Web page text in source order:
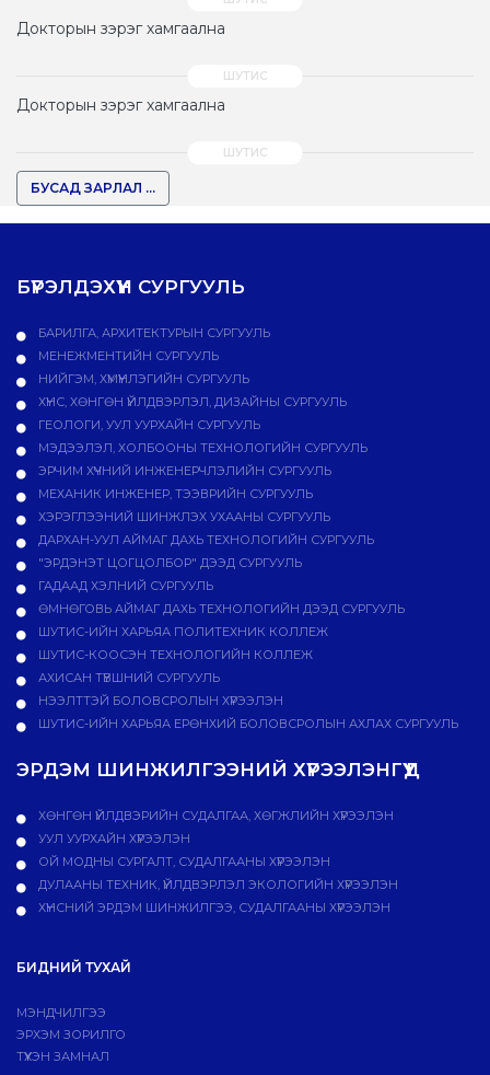
Докторын зэрэг хамгаална
Докторын зэрэг хамгаална
БУСАД ЗАРЛАЛ ...
БҮРЭЛДЭХҮҮН СУРГУУЛЬ
БАРИЛГА, АРХИТЕКТУРЫН СУРГУУЛЬ
МЕНЕЖМЕНТИЙН СУРГУУЛЬ
НИЙГЭМ, ХҮМҮҮНЛЭГИЙН СУРГУУЛЬ
ХҮНС, ХӨНГӨН ҮЙЛДВЭРЛЭЛ, ДИЗАЙНЫ СУРГУУЛЬ
ГЕОЛОГИ, УУЛ УУРХАЙН СУРГУУЛЬ
МЭДЭЭЛЭЛ, ХОЛБООНЫ ТЕХНОЛОГИЙН СУРГУУЛЬ
ЭРЧИМ ХҮЧНИЙ ИНЖЕНЕРЧЛЭЛИЙН СУРГУУЛЬ
МЕХАНИК ИНЖЕНЕР, ТЭЭВРИЙН СУРГУУЛЬ
ХЭРЭГЛЭЭНИЙ ШИНЖЛЭХ УХААНЫ СУРГУУЛЬ
ДАРХАН-УУЛ АЙМАГ ДАХЬ ТЕХНОЛОГИЙН СУРГУУЛЬ
"ЭРДЭНЭТ ЦОГЦОЛБОР" ДЭЭД СУРГУУЛЬ
ГАДААД ХЭЛНИЙ СУРГУУЛЬ
ӨМНӨГОВЬ АЙМАГ ДАХЬ ТЕХНОЛОГИЙН ДЭЭД СУРГУУЛЬ
ШУТИС-ИЙН ХАРЬЯА ПОЛИТЕХНИК КОЛЛЕЖ
ШУТИС-КООСЭН ТЕХНОЛОГИЙН КОЛЛЕЖ
АХИСАН ТҮВШНИЙ СУРГУУЛЬ
НЭЭЛТТЭЙ БОЛОВСРОЛЫН ХҮРЭЭЛЭН
ШУТИС-ИЙН ХАРЬЯА ЕРӨНХИЙ БОЛОВСРОЛЫН АХЛАХ СУРГУУЛЬ
ЭРДЭМ ШИНЖИЛГЭЭНИЙ ХҮРЭЭЛЭНГҮҮД
ХӨНГӨН ҮЙЛДВЭРИЙН СУДАЛГАА, ХӨГЖЛИЙН ХҮРЭЭЛЭН
УУЛ УУРХАЙН ХҮРЭЭЛЭН
ОЙ МОДНЫ СУРГАЛТ, СУДАЛГААНЫ ХҮРЭЭЛЭН
ДУЛААНЫ ТЕХНИК, ҮЙЛДВЭРЛЭЛ ЭКОЛОГИЙН ХҮРЭЭЛЭН
ХҮНСНИЙ ЭРДЭМ ШИНЖИЛГЭЭ, СУДАЛГААНЫ ХҮРЭЭЛЭН
БИДНИЙ ТУХАЙ
МЭНДЧИЛГЭЭ
ЭРХЭМ ЗОРИЛГО
ТҮҮХЭН ЗАМНАЛ